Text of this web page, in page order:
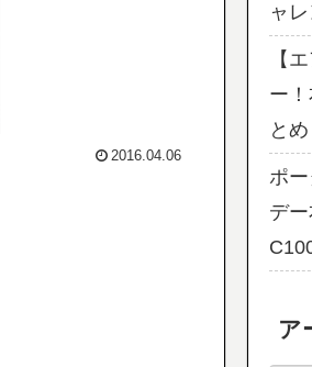
2016.04.06
ャ
【
ー
とめ
ポ
デ
ア